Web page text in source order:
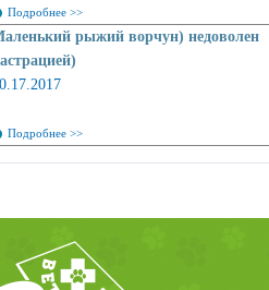
Подробнее >>
рыжий ворчун) недоволен
Подробнее >>